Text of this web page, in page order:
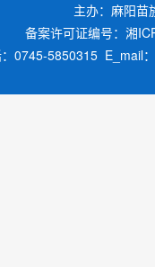
主办：麻阳
备案许可证编号：湘
：0745-5850315 E_mail